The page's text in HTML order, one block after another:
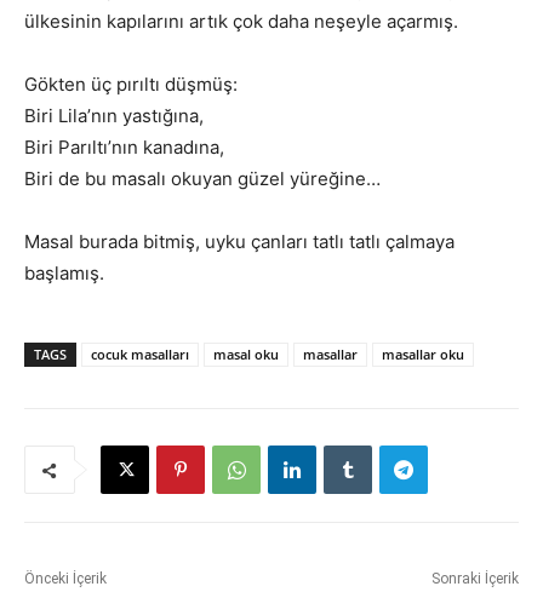
ülkesinin kapılarını artık çok daha neşeyle açarmış.
Gökten üç pırıltı düşmüş:
Biri Lila’nın yastığına,
Biri Parıltı’nın kanadına,
Biri de bu masalı okuyan güzel yüreğine…
Masal burada bitmiş, uyku çanları tatlı tatlı çalmaya
başlamış.
TAGS cocuk masalları masal oku masallar masallar oku
Önceki İçerik Sonraki İçerik